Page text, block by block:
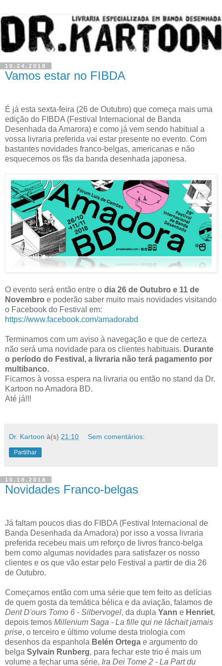
10.24.2018
Vamos estar no FIBDA
É já esta sexta-feira (26 de Outubro) que começa mais uma
edição do FIBDA (Festival Internacional de Banda
Desenhada da Amarora) e como já vem sendo habitual a
vossa livraria preferida vai estar presente no evento. Com
bastantes novidades franco-belgas, americanas e não
esquecemos os fãs da banda desenhada japonesa.
O evento será então entre o dia 26 de Outubro e 11 de
Novembro e poderão saber muito mais novidades visitando
o Facebook do Festival em:
https://www.facebook.com/amadorabd
Terminamos com um aviso à navegação e que de certeza
não será uma novidade para os clientes habituais. Durante
o período do Festival, a livraria não terá pagamento por
multibanco.
Ficamos à vossa espera na livraria ou então no stand da Dr.
Kartoon no Amadora BD.
Até já!!!
Dr. Kartoon à(s) 21:10 Sem comentários:
Partilhar
10.18.2018
Novidades Franco-belgas
Já faltam poucos dias do FIBDA (Festival Internacional de
Banda Desenhada da Amadora) por isso a vossa livraria
preferida recebeu mais um reforço de livros franco-belga
bem como algumas novidades para satisfazer os nosso
clientes e os que vão estar pelo Festival a partir de dia 26
de Outubro.
Começamos então com uma série que tem feito as delícias
de quem gosta da temática bélica e da aviação, falamos de
Dent D'ours Tomo 6 - Silbervogel, da dupla Yann e Henriet,
depois temos Millenium Saga - La fille qui ne lâchait jamais
prise, o terceiro e último volume desta triologia com
desenhos da espanhola Belén Ortega e argumento do
belga Sylvain Runberg, para fechar este trio é mais um
volume a fechar uma série, Ira Dei Tome 2 - La Part du